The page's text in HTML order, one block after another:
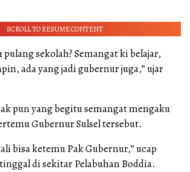
SCROLL TO RESUME CONTENT
pulang sekolah? Semangat ki belajar,
ada yang jadi gubernur juga,” ujar
pun yang begitu semangat mengaku
Gubernur Sulsel tersebut.
bisa ketemu Pak Gubernur,” ucap
di sekitar Pelabuhan Boddia.